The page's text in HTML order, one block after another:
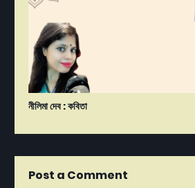
নীলিমা দেব : কবিতা
Post a Comment